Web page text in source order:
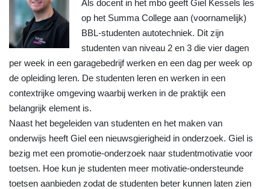
Als docent in het mbo geeft Giel Kessels les
op het Summa College aan (voornamelijk)
BBL-studenten autotechniek. Dit zijn
studenten van niveau 2 en 3 die vier dagen
per week in een garagebedrijf werken en een dag per week op
de opleiding leren. De studenten leren en werken in een
contextrijke omgeving waarbij werken in de praktijk een
belangrijk element is.
Naast het begeleiden van studenten en het maken van
onderwijs heeft Giel een nieuwsgierigheid in onderzoek. Giel is
bezig met een promotie-onderzoek naar studentmotivatie voor
toetsen. Hoe kun je studenten meer motivatie-ondersteunde
toetsen aanbieden zodat de studenten beter kunnen laten zien